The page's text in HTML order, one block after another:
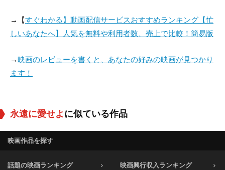
→【すぐわかる】動画配信サービスおすすめランキング【忙
しいあなたへ】人気を無料や利用者数、売上で比較！簡易版
→映画のレビューを書くと、あなたの好みの映画が見つかり
ます！
永遠に愛せよに似ている作品
映画作品を探す
話題の映画ランキング 映画興行収入ランキング